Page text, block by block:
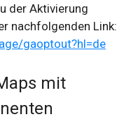
der Aktivierung
nachfolgenden Link:
gaoptout?hl=de
mit